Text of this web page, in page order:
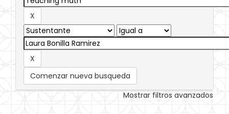
Comenzar nueva busqueda
Mostrar filtros avanzados